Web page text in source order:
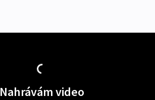
Nahrávám video